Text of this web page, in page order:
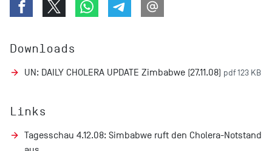
Downloads
UN: DAILY CHOLERA UPDATE Zimbabwe (27.11.08) pdf 123 KB
Links
Tagesschau 4.12.08: Simbabwe ruft den Cholera-Notstand